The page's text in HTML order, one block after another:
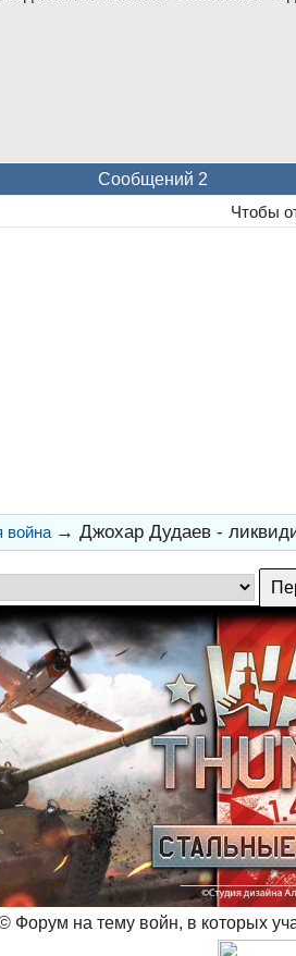
Сообщений 2
Чтобы
война → Джохар Дудаев -
Форум на тему войн, в которых